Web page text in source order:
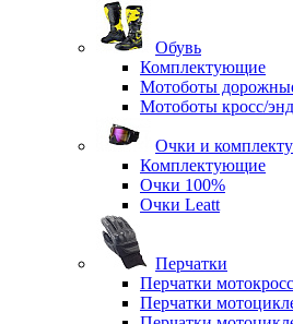
Обувь
Комплектующие
Мотоботы
Мотоботы кросс/
Очки и
Комплектующие
Очки 100%
Очки Leatt
Перчатки
Перчатки
Перчатки